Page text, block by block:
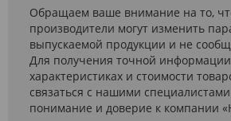
Обращаем ваше внимание на то,
производители могут изменить
выпускаемой продукции и не
Для получения точной информации
характеристиках и стоимости
связаться с нашими
понимание и доверие к компании